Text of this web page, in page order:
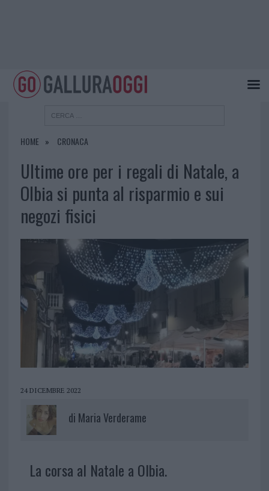
HOME CRONACA
Ultime ore per i regali di Natale, a
Olbia si punta al risparmio e sui
negozi fisici
24 DICEMBRE 2022
di Maria Verderame
La corsa al Natale a Olbia.